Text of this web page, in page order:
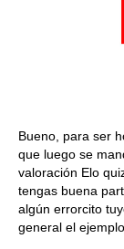
Bueno, para ser
que luego se
valoración Elo
tengas buena
algún errorcito
general el